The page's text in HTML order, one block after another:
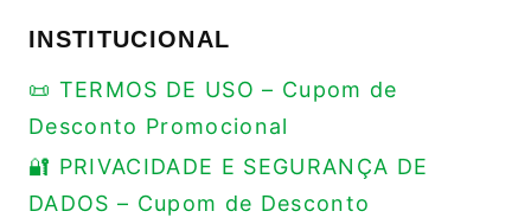
INSTITUCIONAL
📜 TERMOS DE USO – Cupom de
Desconto Promocional
🔐 PRIVACIDADE E SEGURANÇA DE
DADOS – Cupom de Desconto